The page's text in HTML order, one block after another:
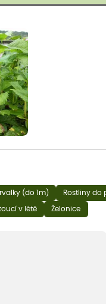
(do 1m) Rostliny do
v létě Želonice